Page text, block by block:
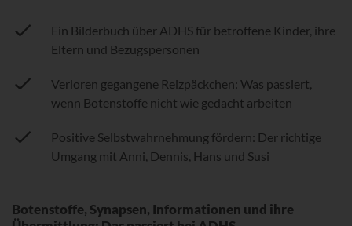
Ein Bilderbuch über ADHS für betroffene Kinder, ihre
Eltern und Bezugspersonen
Verloren gegangene Reizpäckchen: Was passiert,
wenn Botenstoffe nicht wie gedacht arbeiten
Positive Selbstwahrnehmung fördern: Der richtige
Umgang mit Anni, Dennis, Hans und Susi
Botenstoffe, Synapsen, Informationen und ihre